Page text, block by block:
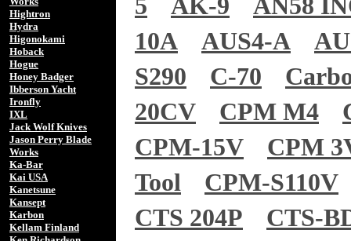
Hightron
Hydra
Higonokami
Hoback
Hogue
Honey Badger
Ibberson Yacht
Ironfly
IXL
Jack Wolf Knives
Jason Perry Blade
Works
Ka-Bar
Kai USA
Kanetsune
Kansept
Karbon
Kellam Finland
5
AK-9
AN58
10A
AUS4-A
S290
C-70
20CV
CPM M4
CPM-15V
CPM
Tool
CPM-S110V
CTS 204P
CTS-